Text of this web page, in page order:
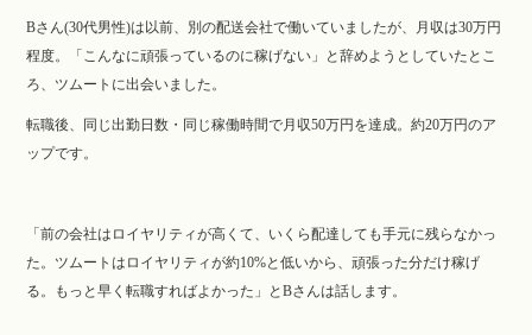
Bさん(30代男性)は以前、別の配送会社で働いていましたが、月収は30万円
程度。「こんなに頑張っているのに稼げない」と辞めようとしていたとこ
ろ、ツムートに出会いました。
転職後、同じ出勤日数・同じ稼働時間で月収50万円を達成。約20万円のア
ップです。
「前の会社はロイヤリティが高くて、いくら配達しても手元に残らなかっ
た。ツムートはロイヤリティが約10%と低いから、頑張った分だけ稼げ
る。もっと早く転職すればよかった」とBさんは話します。